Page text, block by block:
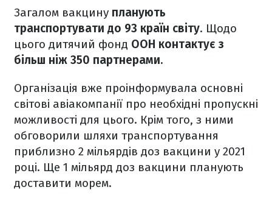
Загалом вакцину планують
транспортувати до 93 країн світу. Щодо
цього дитячий фонд ООН контактує з
більш ніж 350 партнерами.
Організація вже проінформувала основні
світові авіакомпанії про необхідні пропускні
можливості для цього. Крім того, з ними
обговорили шляхи транспортування
приблизно 2 мільярдів доз вакцини у 2021
році. Ще 1 мільярд доз вакцини планують
доставити морем.